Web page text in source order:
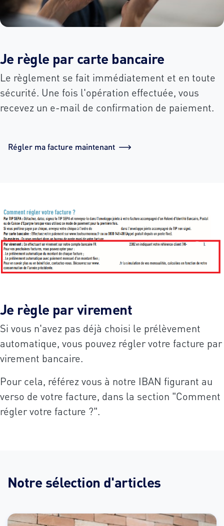
Je règle par carte bancaire
Le règlement se fait immédiatement et en toute
sécurité. Une fois l'opération effectuée, vous
recevez un e-mail de confirmation de paiement.
Régler ma facture maintenant
Je règle par virement
Si vous n'avez pas déjà choisi le prélèvement
automatique, vous pouvez régler votre facture par
virement bancaire.
Pour cela, référez vous à notre IBAN figurant au
verso de votre facture, dans la section "Comment
régler votre facture ?".
Notre sélection d'articles